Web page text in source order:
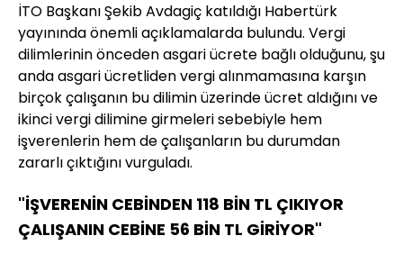
İTO Başkanı Şekib Avdagiç katıldığı Habertürk
yayınında önemli açıklamalarda bulundu. Vergi
dilimlerinin önceden asgari ücrete bağlı olduğunu, şu
anda asgari ücretliden vergi alınmamasına karşın
birçok çalışanın bu dilimin üzerinde ücret aldığını ve
ikinci vergi dilimine girmeleri sebebiyle hem
işverenlerin hem de çalışanların bu durumdan
zararlı çıktığını vurguladı.
"İŞVERENİN CEBİNDEN 118 BİN TL ÇIKIYOR
ÇALIŞANIN CEBİNE 56 BİN TL GİRİYOR"